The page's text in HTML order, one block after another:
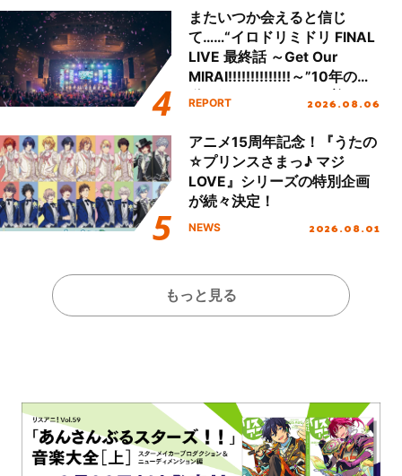
またいつか会えると信じ
て……“イロドリミドリ FINAL
LIVE 最終話 ～Get Our
MIRAI!!!!!!!!!!!!!!～”10年の活
動を経てファイナルを迎える
REPORT 2026.08.06
アニメ15周年記念！『うたの
☆プリンスさまっ♪ マジ
LOVE』シリーズの特別企画
が続々決定！
NEWS 2026.08.01
もっと見る